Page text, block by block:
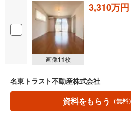
画像11枚
3,310万円
名東トラスト不動産株式会社
資料をもらう （無料）